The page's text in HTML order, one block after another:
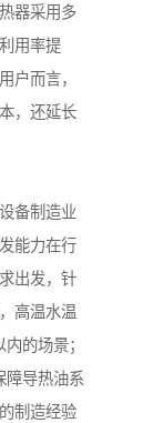
器采用多
用率提
户而言，
，还延长
备制造业
能力在行
出发，针
高温水温
的场景；
障导热油系
制造经验